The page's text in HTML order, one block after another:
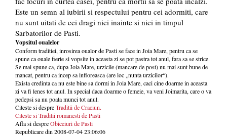
Este un semn al iubirii si respectului pentru cei adormiti, care
nu sunt uitati de cei dragi nici inainte si nici in timpul
Sarbatorilor de Pasti.
Vopsitul oualelor
Conform traditiei, inrosirea oualor de Pasti se face in Joia Mare, pentru ca se
spune ca ouale fierte si vopsite in aceasta zi se pot pastra tot anul, fara sa se strice.
Se mai spune ca, dupa Joia Mare, urzicile (mancare de post) nu mai sunt bune de
mancat, pentru ca incep sa infloreasca (are loc „nunta urzicilor“).
Exista credinta ca nu este bine sa dormi in Joia Mare, caci cine doarme in aceasta
zi va fi lenes tot anul. In special daca doarme o femeie, va veni Joimarita, care o va
pedepsi sa nu poata munci tot anul.
Citeste si despreTraditii de Craciun.
Citeste siTraditii romanesti de Pasti
Afla si despreObiceiuri de Pasti
Republicare din 2008-07-04 23:06:06